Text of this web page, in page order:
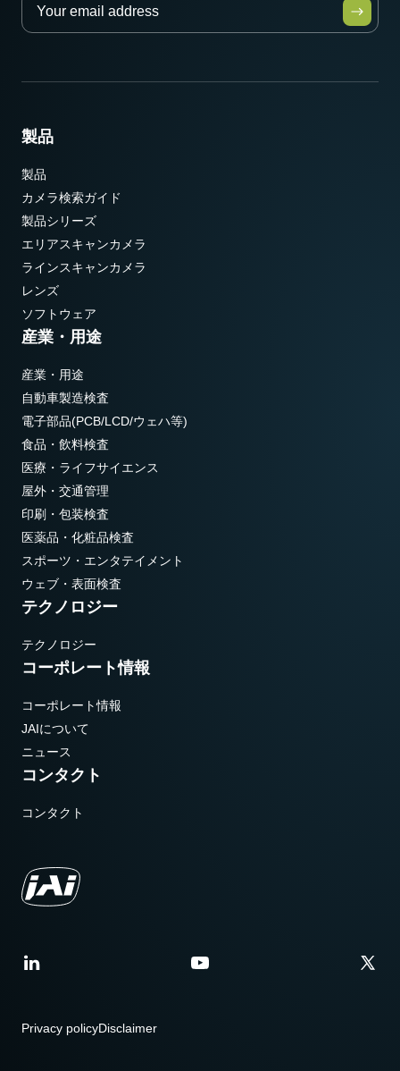
製品
製品
カメラ検索ガイド
製品シリーズ
エリアスキャンカメラ
ラインスキャンカメラ
レンズ
ソフトウェア
産業・用途
産業・用途
自動車製造検査
電子部品(PCB/LCD/ウェハ等)
食品・飲料検査
医療・ライフサイエンス
屋外・交通管理
印刷・包装検査
医薬品・化粧品検査
スポーツ・エンタテイメント
ウェブ・表面検査
テクノロジー
テクノロジー
コーポレート情報
コーポレート情報
JAIについて
ニュース
コンタクト
コンタクト
Privacy policyDisclaimer